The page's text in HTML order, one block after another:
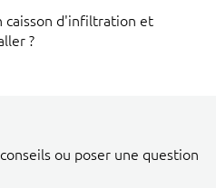
caisson d'infiltration et
?
ou poser une question